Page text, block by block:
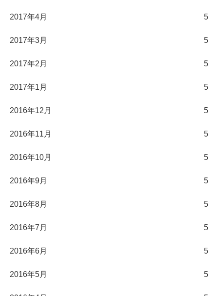
2017年4月 5
2017年3月 5
2017年2月 5
2017年1月 5
2016年12月 5
2016年11月 5
2016年10月 5
2016年9月 5
2016年8月 5
2016年7月 5
2016年6月 5
2016年5月 5